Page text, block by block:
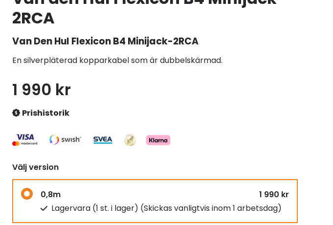
2RCA
Van Den Hul Flexicon B4 Minijack-2RCA
En silverpläterad kopparkabel som är dubbelskärmad.
1 990 kr
Prishistorik
Välj version
0,8m
1 990 kr
Lagervara (1 st. i lager) (Skickas vanligtvis inom 1 arbetsdag)